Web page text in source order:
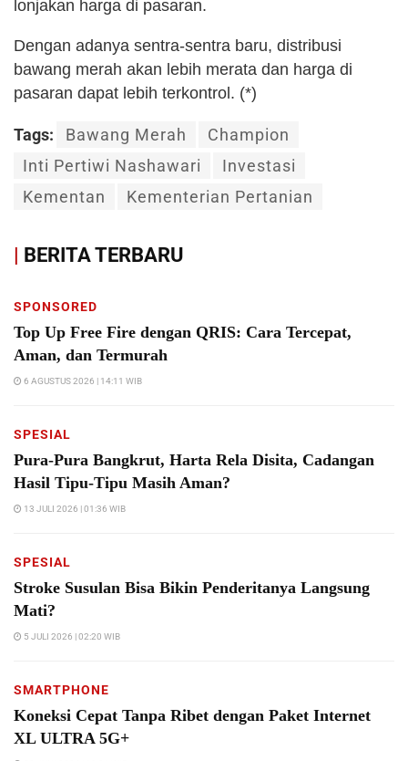
lonjakan harga di pasaran.
Dengan adanya sentra-sentra baru, distribusi
bawang merah akan lebih merata dan harga di
pasaran dapat lebih terkontrol. (*)
Tags: Bawang Merah
Champion
Inti Pertiwi Nashawari
Investasi
Kementan
Kementerian Pertanian
| BERITA TERBARU
SPONSORED
Top Up Free Fire dengan QRIS: Cara Tercepat,
Aman, dan Termurah
6 AGUSTUS 2026 | 14:11 WIB
SPESIAL
Pura-Pura Bangkrut, Harta Rela Disita, Cadangan
Hasil Tipu-Tipu Masih Aman?
13 JULI 2026 | 01:36 WIB
SPESIAL
Stroke Susulan Bisa Bikin Penderitanya Langsung
Mati?
5 JULI 2026 | 02:20 WIB
SMARTPHONE
Koneksi Cepat Tanpa Ribet dengan Paket Internet
XL ULTRA 5G+